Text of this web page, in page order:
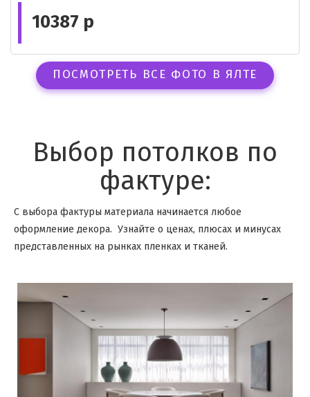
10387 р
ПОСМОТРЕТЬ ВСЕ ФОТО В ЯЛТЕ
Выбор потолков по
фактуре:
С выбора фактуры материала начинается любое
оформление декора. Узнайте о ценах, плюсах и минусах
представленных на рынках пленках и тканей.